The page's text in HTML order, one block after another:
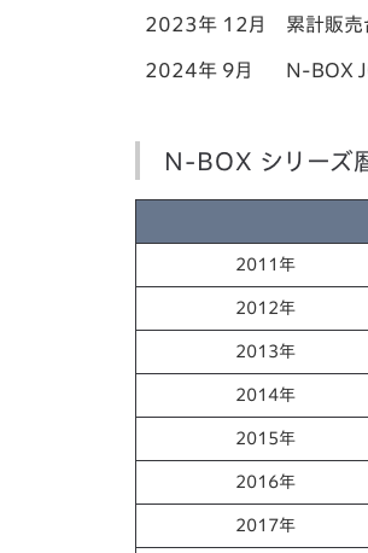
2023年 12月 累計販
2024年 9月 N-BOX
N-BOX シリーズ
2011年
2012年
2013年
2014年
2015年
2016年
2017年